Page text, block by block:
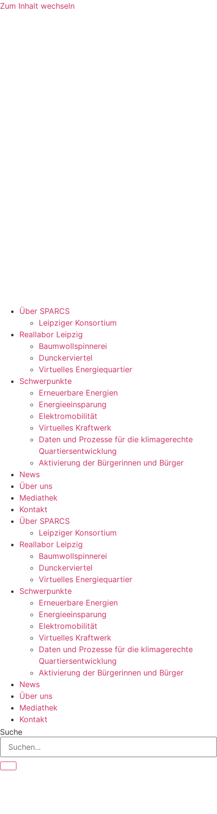
Zum Inhalt wechseln
Über SPARCS
Leipziger Konsortium
Reallabor Leipzig
Baumwollspinnerei
Dunckerviertel
Virtuelles Energiequartier
Schwerpunkte
Erneuerbare Energien
Energieeinsparung
Elektromobilität
Virtuelles Kraftwerk
Daten und Prozesse für die klimagerechte
Quartiersentwicklung
Aktivierung der Bürgerinnen und Bürger
News
Über uns
Mediathek
Kontakt
Über SPARCS
Leipziger Konsortium
Reallabor Leipzig
Baumwollspinnerei
Dunckerviertel
Virtuelles Energiequartier
Schwerpunkte
Erneuerbare Energien
Energieeinsparung
Elektromobilität
Virtuelles Kraftwerk
Daten und Prozesse für die klimagerechte
Quartiersentwicklung
Aktivierung der Bürgerinnen und Bürger
News
Über uns
Mediathek
Kontakt
Suche